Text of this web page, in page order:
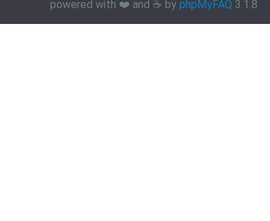
powered with ❤️ and ☕️ by phpMyFAQ 3.1.8